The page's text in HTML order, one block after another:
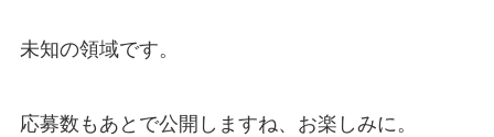
未知の領域です。
応募数もあとで公開しますね、お楽しみに。